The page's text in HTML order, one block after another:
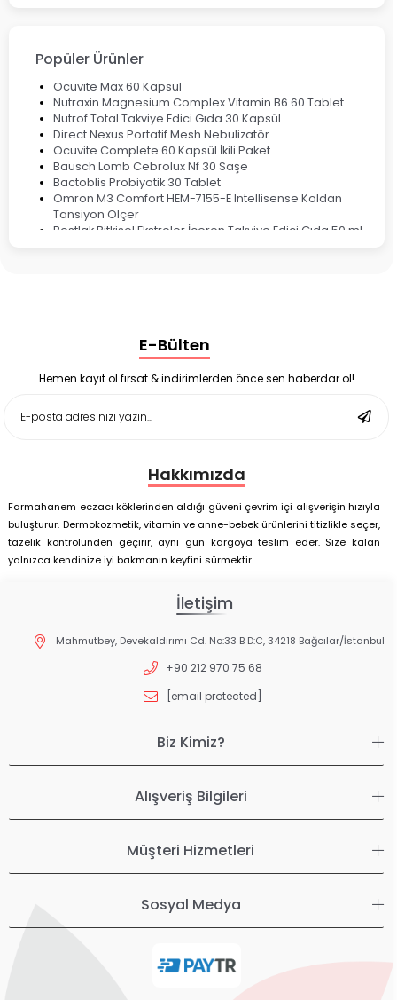
Popüler Ürünler
Ocuvite Max 60 Kapsül
Nutraxin Magnesium Complex Vitamin B6 60 Tablet
Nutrof Total Takviye Edici Gıda 30 Kapsül
Direct Nexus Portatif Mesh Nebulizatör
Ocuvite Complete 60 Kapsül İkili Paket
Bausch Lomb Cebrolux Nf 30 Saşe
Bactoblis Probiyotik 30 Tablet
Omron M3 Comfort HEM-7155-E Intellisense Koldan
Tansiyon Ölçer
Bestlak Bitkisel Ekstreler İçeren Takviye Edici Gıda 50 ml
Enterogermina Family 5 ml 20 Flakon
Deep Flex Stres Azaltıcı ve Enerji Dengeleyici Topraklama
Matı Set 40x60 cm
Deep Flex Stres Azaltıcı ve Enerji Dengeleyici Topraklama
E-Bülten
Hemen kayıt ol fırsat & indirimlerden önce sen haberdar ol!
Hakkımızda
Farmahanem eczacı köklerinden aldığı güveni çevrim içi alışverişin hızıyla
buluşturur. Dermokozmetik, vitamin ve anne-bebek ürünlerini titizlikle seçer,
tazelik kontrolünden geçirir, aynı gün kargoya teslim eder. Size kalan
yalnızca kendinize iyi bakmanın keyfini sürmektir
İletişim
Mahmutbey, Devekaldırımı Cd. No:33 B D:C, 34218 Bağcılar/İstanbul
+90 212 970 75 68
[email protected]
Biz Kimiz?
Alışveriş Bilgileri
Müşteri Hizmetleri
Sosyal Medya